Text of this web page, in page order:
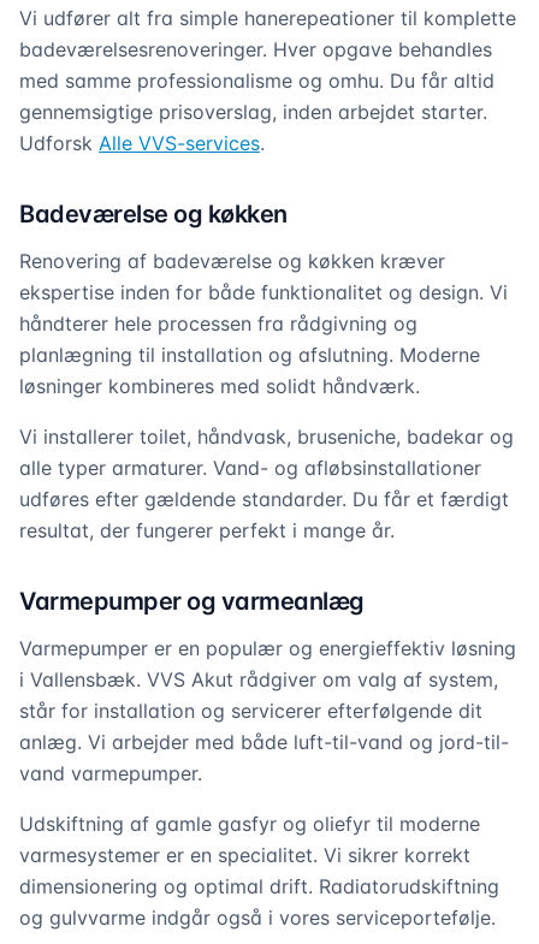
Vi udfører alt fra simple hanerepeationer til komplette
badeværelsesrenoveringer. Hver opgave behandles
med samme professionalisme og omhu. Du får altid
gennemsigtige prisoverslag, inden arbejdet starter.
Udforsk Alle VVS-services.
Badeværelse og køkken
Renovering af badeværelse og køkken kræver
ekspertise inden for både funktionalitet og design. Vi
håndterer hele processen fra rådgivning og
planlægning til installation og afslutning. Moderne
løsninger kombineres med solidt håndværk.
Vi installerer toilet, håndvask, bruseniche, badekar og
alle typer armaturer. Vand- og afløbsinstallationer
udføres efter gældende standarder. Du får et færdigt
resultat, der fungerer perfekt i mange år.
Varmepumper og varmeanlæg
Varmepumper er en populær og energieffektiv løsning
i Vallensbæk. VVS Akut rådgiver om valg af system,
står for installation og servicerer efterfølgende dit
anlæg. Vi arbejder med både luft-til-vand og jord-til-
vand varmepumper.
Udskiftning af gamle gasfyr og oliefyr til moderne
varmesystemer er en specialitet. Vi sikrer korrekt
dimensionering og optimal drift. Radiatorudskiftning
og gulvvarme indgår også i vores serviceportefølje.